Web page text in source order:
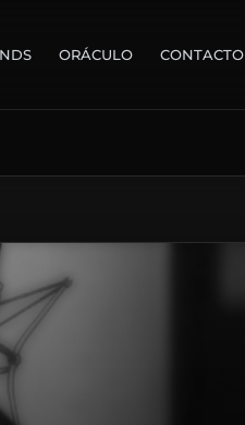
ORÁCULO CONTACTO